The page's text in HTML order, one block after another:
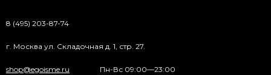
8 (495) 203-87-74
г. Москва ул. Складочная д. 1, стр. 27.
shop@egoisme.ru Пн-Вс 09:00—23:00